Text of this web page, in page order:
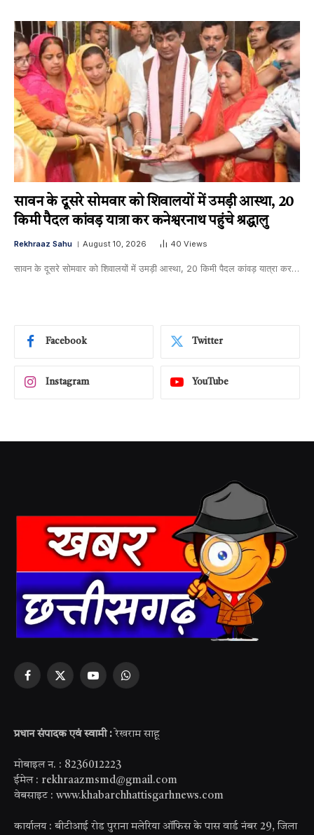
सावन के दूसरे सोमवार को शिवालयों में उमड़ी आस्था, 20
किमी पैदल कांवड़ यात्रा कर कनेश्वरनाथ पहुंचे श्रद्धालु
Rekhraaz Sahu August 10, 2026 40 Views
सावन के दूसरे सोमवार को शिवालयों में उमड़ी आस्था, 20 किमी पैदल कांवड़ यात्रा कर…
Facebook Twitter
Instagram YouTube
Facebook
X
YouTubeWhatsApp
प्रधान संपादक एवं स्वामी : रेखराम साहू
मोबाइल न. : 8236012223
ईमेल : rekhraazmsmd@gmail.com
वेबसाइट : www.khabarchhattisgarhnews.com
कार्यालय : बीटीआई रोड पुराना मलेरिया ऑफिस के पास वार्ड नंबर 29, जिला